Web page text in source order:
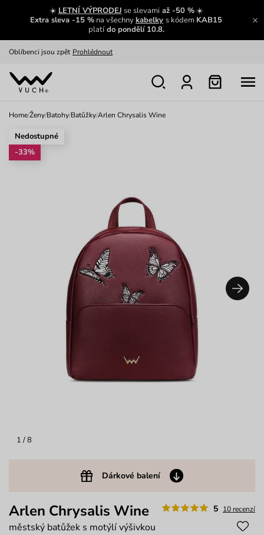
☀️ LETNÍ VÝPRODEJ se slevamiaž -50 %☀️
Extra sleva -15 % na všechnykabelky s kódem KAB15
platído pondělí 10.8.
Výměna a vrácení zdarma Zobrazit
Oblíbenci jsou zpět Prohlédnout
Home/Ženy/Batohy/Batůžky/Arlen Chrysalis Wine
1 / 8
Dárkové balení
Nedostupné
-33%
5 10 recenzí
Arlen Chrysalis Wine
městský batůžek s motýlí výšivkou